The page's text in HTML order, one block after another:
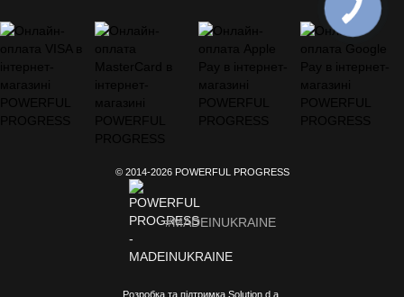
© 2014-2026 POWERFUL PROGRESS
#MADEINUKRAINE
Розробка та підтримка Solution d.a.